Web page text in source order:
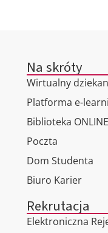
Na skróty
Wirtualny
Platforma e-
Biblioteka ONLINE
Poczta
Dom Studenta
Biuro Karier
Rekrutacja
Elektroniczna